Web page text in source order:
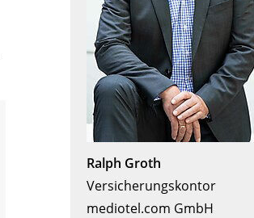
Ralph Groth
Versicherungskontor
mediotel.com GmbH